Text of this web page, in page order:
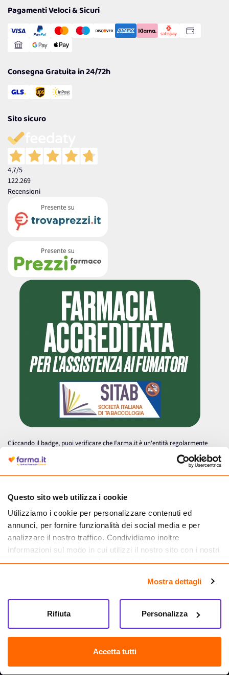
Questo sito web utilizza i cookie
Utilizziamo i cookie per personalizzare contenuti ed
annunci, per fornire funzionalità dei social media e per
analizzare il nostro traffico. Condividiamo inoltre
informazioni sul modo in cui utilizzi il nostro sito con i nostri
partner che si occupano di analisi dei dati web, pubblicità e
informazioni che hai fornito loro o che hanno raccolto dal
tuo utilizzo dei loro servizi.
Mostra dettagli
Accetta tutti
Personalizza
Rifiuta
Cookie Policy
Gestisci Cookie
Reso Facile e Veloce
Pagamenti Veloci & Sicuri
Consegna Gratuita in 24/72h
Sito sicuro
4,7/5
122.269
Recensioni
Cliccando il badge, puoi verificare che Farma.it è un'entità regolarmente
autorizzata dal Ministero della Salute a effettuare la vendita online di
medicinali.
Farma.it S.a.s. P. IVA 07417261216 REA: NA-884088
CREDITS
Sede legale Via delle Repubbliche Marinare 128, 80147 Napoli